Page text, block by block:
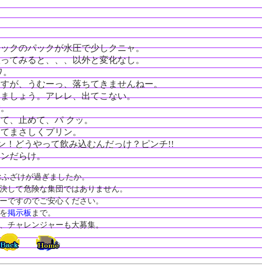
クのパックが水圧で少しクニャ。
てみると、、、以外と変化なし。
が、うむーっ、落ちてきませんねー。
しょう。アレレ、出てこない。
、止めて、パ クッ。
まさしくプリン。
どうやって飲み込むんだっけ？ピンチ!!
だらけ。
ざけが過ぎましたか。
して危険な集団ではありません。
ですのでご安心ください。
掲示板 まで。
チャレンジャーも大募集。